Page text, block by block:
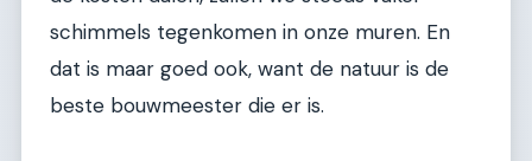
schimmels tegenkomen in onze muren. En
dat is maar goed ook, want de natuur is de
beste bouwmeester die er is.